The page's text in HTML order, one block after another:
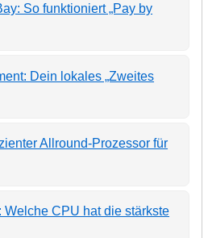
So funktioniert „Pay by
Dein lokales „Zweites
Allround-Prozessor für
Welche CPU hat die stärkste